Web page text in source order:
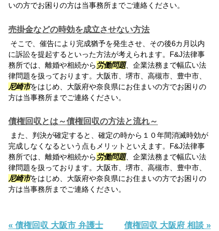
いの方でお困りの方は当事務所までご連絡ください。
売掛金などの時効を成立させない方法
そこで、催告により完成猶予を発生させ、その後6カ月以内
に訴訟を提起するといった方法が考えられます。F&J法律事
務所では、離婚や相続から 労働問題、企業法務まで幅広い法
律問題を扱っております。大阪市、堺市、高槻市、豊中市、
尼崎市をはじめ、大阪府や奈良県にお住まいの方でお困りの
方は当事務所までご連絡ください。
債権回収とは～債権回収の方法と流れ～
また、判決が確定すると、確定の時から１０年間消滅時効が
完成しなくなるという点もメリットといえます。F&J法律事
務所では、離婚や相続から 労働問題、企業法務まで幅広い法
律問題を扱っております。大阪市、堺市、高槻市、豊中市、
尼崎市をはじめ、大阪府や奈良県にお住まいの方でお困りの
方は当事務所までご連絡ください。
« 債権回収 大阪市 弁護士 債権回収 大阪府 相談 »